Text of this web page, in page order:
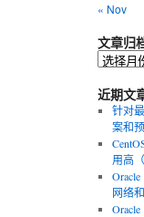
« Nov
文章归
近期文
针对
案和
用高
网络